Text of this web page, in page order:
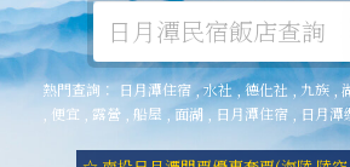
熱門查詢： 日月潭住宿 ,水社,德化社,九族,
便宜 露營 船屋 面湖, 日月潭住宿 日月潭